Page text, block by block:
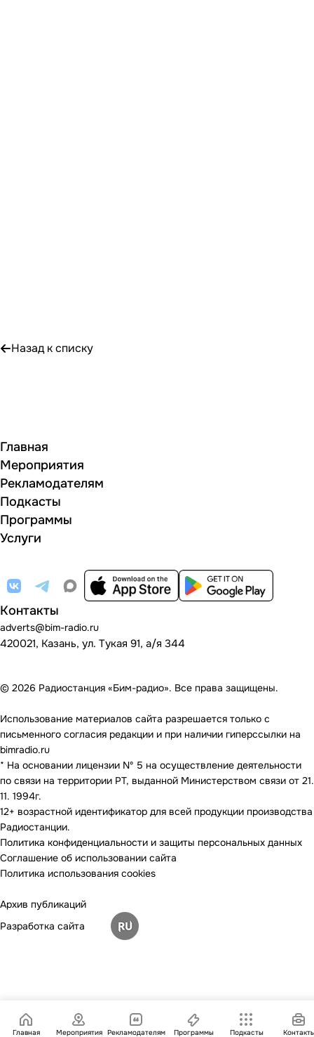
Назад к списку
Главная
Мероприятия
Рекламодателям
Подкасты
Программы
Услуги
Контакты
adverts@bim-radio.ru
420021, Казань, ул. Тукая 91, а/я 344
© 2026 Радиостанция «Бим-радио». Все права защищены.
Использование материалов сайта разрешается только с
письменного согласия редакции и при наличии гиперссылки на
bimradio.ru
* На основании лицензии Nº 5 на осуществление деятельности
по связи на территории РТ, выданной Министерством связи от 21.
11. 1994г.
12+ возрастной идентификатор для всей продукции производства
Радиостанции.
Политика конфиденциальности и защиты персональных данных
Соглашение об использовании сайта
Политика использования cookies
Архив публикаций
Разработка сайта
Главная Мероприятия Рекламодателям Программы Подкасты